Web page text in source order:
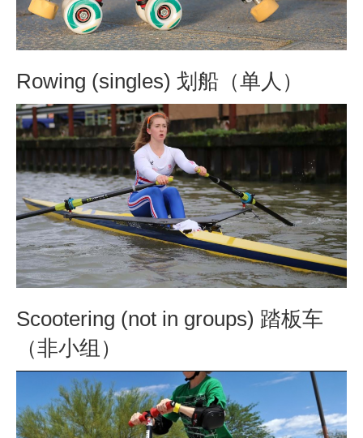
Rowing (singles) 划船（单人）
Scootering (not in groups) 踏板车
（非小组）